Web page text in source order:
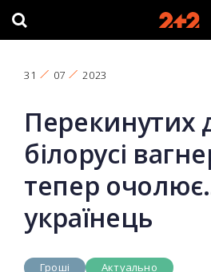
31 07 2023
Перекинутих
білорусі
тепер
українець
Гроші Актуально